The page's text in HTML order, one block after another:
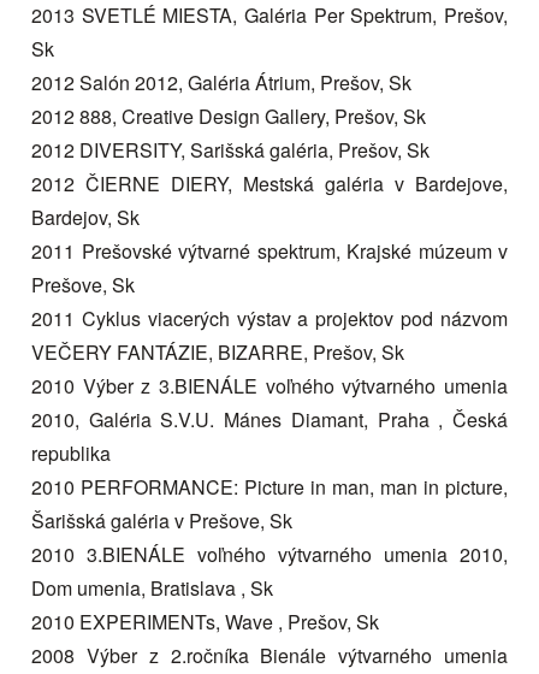
2013 SVETLÉ MIESTA, Galéria Per Spektrum, Prešov,
Sk
2012 Salón 2012, Galéria Átrium, Prešov, Sk
2012 888, Creative Design Gallery, Prešov, Sk
2012 DIVERSITY, Sarišská galéria, Prešov, Sk
2012 ČIERNE DIERY, Mestská galéria v Bardejove,
Bardejov, Sk
2011 Prešovské výtvarné spektrum, Krajské múzeum v
Prešove, Sk
2011 Cyklus viacerých výstav a projektov pod názvom
VEČERY FANTÁZIE, BIZARRE, Prešov, Sk
2010 Výber z 3.BIENÁLE voľného výtvarného umenia
2010, Galéria S.V.U. Mánes Diamant, Praha , Česká
republika
2010 PERFORMANCE: Picture in man, man in picture,
Šarišská galéria v Prešove, Sk
2010 3.BIENÁLE voľného výtvarného umenia 2010,
Dom umenia, Bratislava , Sk
2010 EXPERIMENTs, Wave , Prešov, Sk
2008 Výber z 2.ročníka Bienále výtvarného umenia